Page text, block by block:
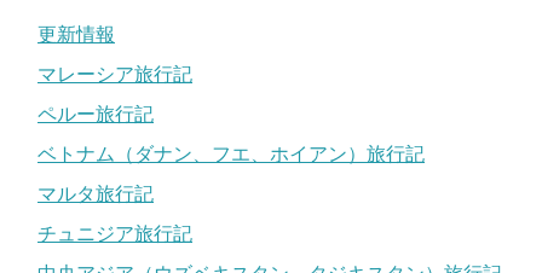
更新情報
マレーシア旅行記
ペルー旅行記
ベトナム（ダナン、フエ、ホイアン）旅行記
マルタ旅行記
チュニジア旅行記